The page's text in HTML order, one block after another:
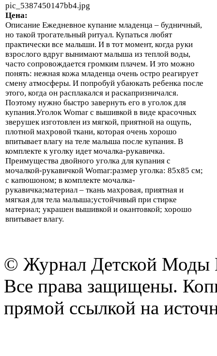
pic_5387450147bb4.jpg
Цена:
Описание Ежедневное купание младенца – будничный,
но такой трогательный ритуал. Купаться любят
практически все малыши. И в тот момент, когда руки
взрослого вдруг вынимают малыша из теплой воды,
часто сопровождается громким плачем. И это можно
понять: нежная кожа младенца очень остро реагирует
смену атмосферы. И попробуй убаюкать ребенка после
этого, когда он расплакался и раскапризничался.
Поэтому нужно быстро завернуть его в уголок для
купания.Уголок Womar с вышивкой в виде красочных
зверушек изготовлен из мягкой, приятной на ощупь,
плотной махровой ткани, которая очень хорошо
впитывает влагу на теле малыша после купания. В
комплекте к уголку идет мочалка-рукавичка.
Преимущества двойного уголка для купания с
мочалкой-рукавичкой Womar:размер уголка: 85х85 см;
с капюшоном; в комплекте мочалка-
рукавичка;материал – ткань махровая, приятная и
мягкая для тела малыша;устойчивый при стирке
материал; украшен вышивкой и окантовкой; хорошо
впитывает влагу.
© Журнал Детской Моды
Все права защищены.
прямой ссылкой на